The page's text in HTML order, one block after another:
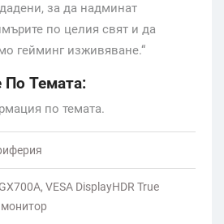
за да надминат
по целия свят и да
гейминг изживяване.“
По Темата:
по темата.
, VESA DisplayHDR True